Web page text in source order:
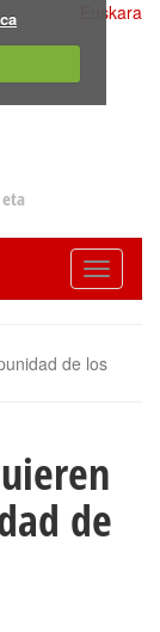
Toggle
Euskara
de los
de